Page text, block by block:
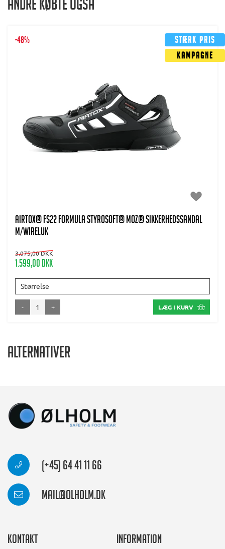
Andre købte også
Stærk pris
Kampagne
-48%
AIRTOX® FS22 Formula Styrosoft® MOZ® sikkerhedssandal
m/wireluk
3.075,00 DKK
1.599,00 DKK
Størrelse
- + LÆG I KURV
Alternativer
(+45) 64 41 11 66
mail@olholm.dk
Kontakt Information